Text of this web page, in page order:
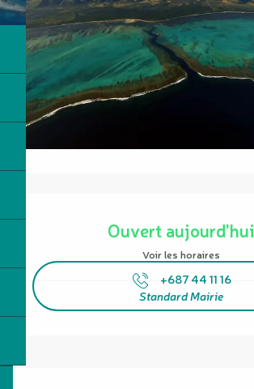
Ouvert aujourd'hui
Voir les horaires
+687 44 11 16
Standard Mairie